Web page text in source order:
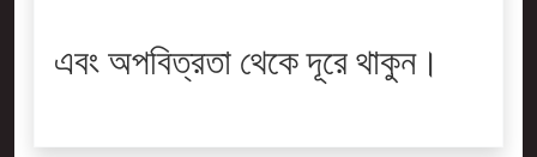
এবং অপবিত্রতা থেকে দূরে থাকুন।